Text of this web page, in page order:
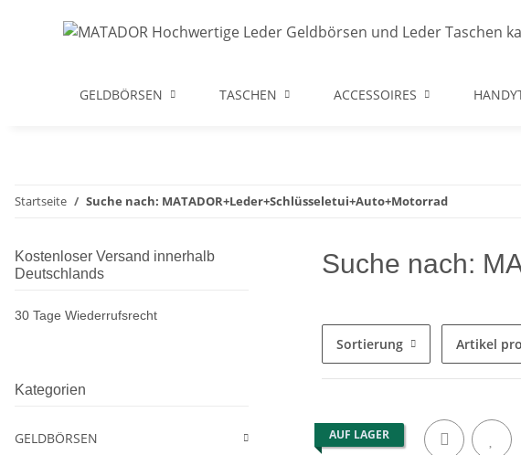
GELDBÖRSEN TASCHEN ACCESSOIRES
Startseite Suche nach: MATADOR+Leder+Schlüsseletui+Auto+Motorrad
Suche nach:
Sortierung Artikel
AUF LAGER
Kostenloser Versand innerhalb
Deutschlands
30 Tage Wiederrufsrecht
Kategorien
GELDBÖRSEN